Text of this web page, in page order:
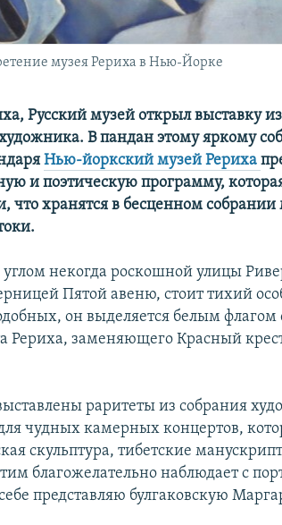
музея Рериха в Нью-Йорке
Русский музей открыл выставку
художника. В пандан этому яркому
Нью-йоркский музей Рериха
и поэтическую программу,
что хранятся в бесценном
углом некогда роскошной улицы
Пятой авеню, стоит тихий
он выделяется белым флагом
заменяющего Красный
раритеты из собрания
чудных камерных концертов,
скульптура, тибетские
благожелательно наблюдает с
представляю булгаковскую